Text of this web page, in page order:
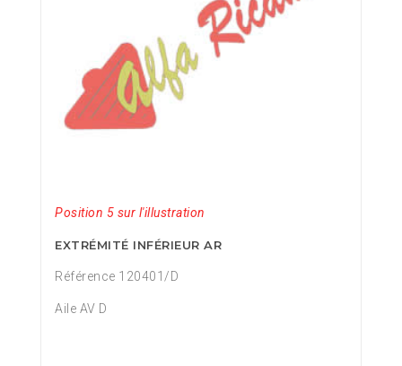
Position 5 sur l'illustration
EXTRÉMITÉ INFÉRIEUR AR
Référence 120401/D
Aile AV D